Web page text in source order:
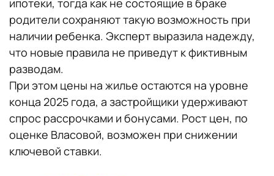
ипотеки, тогда как не состоящие в браке
родители сохраняют такую возможность при
наличии ребенка. Эксперт выразила надежду,
что новые правила не приведут к фиктивным
разводам.
При этом цены на жилье остаются на уровне
конца 2025 года, а застройщики удерживают
спрос рассрочками и бонусами. Рост цен, по
оценке Власовой, возможен при снижении
ключевой ставки.